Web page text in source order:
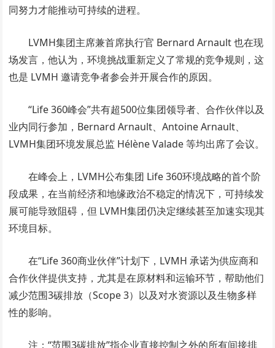
同努力才能推动可持续的进程。
LVMH集团主席兼首席执行官 Bernard Arnault 也在现
场发言，他认为，环境挑战重新定义了常规的竞争规则，这
也是 LVMH 邀请竞争者参会并开展合作的原因。
“Life 360峰会”共有超500位集团领导者、合作伙伴以及
业内同行参加，Bernard Arnault、Antoine Arnault、
LVMH集团环境发展总监 Hélène Valade 等均出席了会议。
在峰会上，LVMH公布集团 Life 360环境战略的首个阶
段成果，在当前经济和地缘政治不稳定的情况下，可持续发
展可能导致阻碍，但 LVMH集团仍决定继续甚至加速实现其
环境目标。
在“Life 360商业伙伴”计划下，LVMH 承诺为供应商和
合作伙伴提供支持，尤其是在原材料和运输环节，帮助他们
减少范围3碳排放（Scope 3）以及对水资源以及生物多样
性的影响。
注：“范围3碳排放”指企业直接控制之外的所有间接排